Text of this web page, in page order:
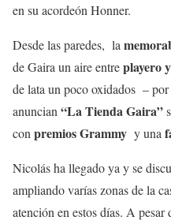
en su acordeón Honner.
Desde las paredes, la
de Gaira un aire entreplayero
de lata un poco oxidados –
anuncian “La Tienda Gaira”
con premios Grammy y una
Nicolás ha llegado ya y se
ampliando varías zonas de la
atención en estos días. A pesar